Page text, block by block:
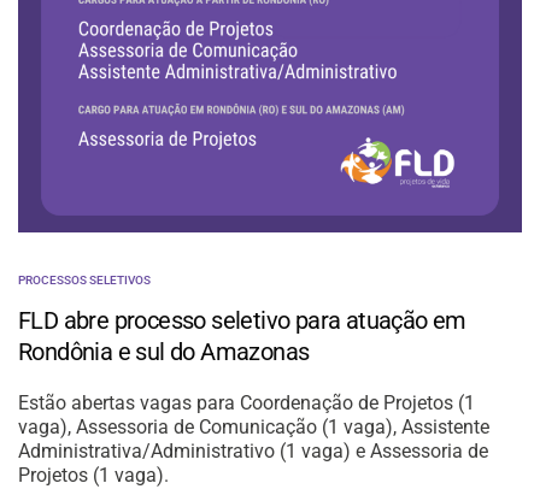
PROCESSOS SELETIVOS
FLD abre processo seletivo para atuação em
Rondônia e sul do Amazonas
Estão abertas vagas para Coordenação de Projetos (1
vaga), Assessoria de Comunicação (1 vaga), Assistente
Administrativa/Administrativo (1 vaga) e Assessoria de
Projetos (1 vaga).